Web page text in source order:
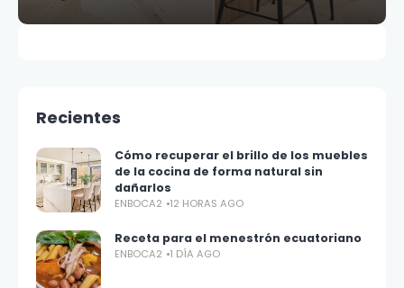
Recientes
Cómo recuperar el brillo de los muebles
de la cocina de forma natural sin
dañarlos
ENBOCA2 12 HORAS AGO
Receta para el menestrón ecuatoriano
ENBOCA2 1 DÍA AGO